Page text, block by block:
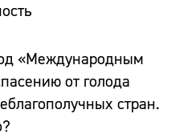
«Международным
от голода
стран.